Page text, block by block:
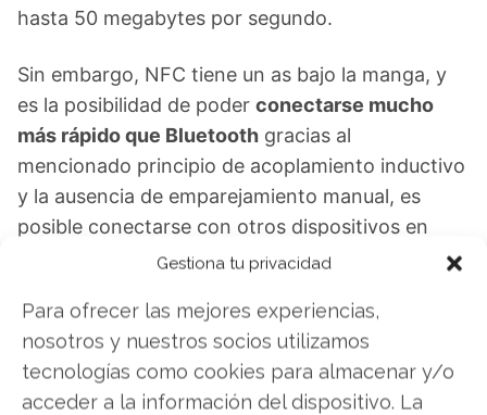
Gestiona tu privacidad
Para ofrecer las mejores experiencias,
nosotros y nuestros socios utilizamos
tecnologías como cookies para almacenar y/o
acceder a la información del dispositivo. La
hasta 50 megabytes por segundo.
Sin embargo, NFC tiene un as bajo la manga, y
es la posibilidad de poder conectarse mucho
más rápido que Bluetooth gracias al
mencionado principio de acoplamiento inductivo
y la ausencia de emparejamiento manual, es
posible conectarse con otros dispositivos en
prácticamente una décima de segundo, lo que lo
realizar otros tipos de operaciones similares.
¿Para qué sirve NFC?